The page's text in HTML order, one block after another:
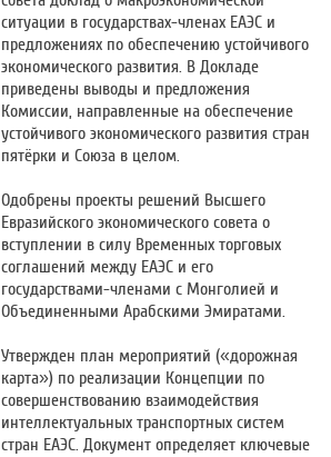
ситуации в государствах-членах ЕАЭС и
предложениях по обеспечению устойчивого
экономического развития. В Докладе
приведены выводы и предложения
Комиссии, направленные на обеспечение
устойчивого экономического развития стран
пятёрки и Союза в целом.
Одобрены проекты решений Высшего
Евразийского экономического совета о
вступлении в силу Временных торговых
соглашений между ЕАЭС и его
государствами-членами с Монголией и
Объединенными Арабскими Эмиратами.
Утвержден план мероприятий («дорожная
карта») по реализации Концепции по
совершенствованию взаимодействия
интеллектуальных транспортных систем
стран ЕАЭС. Документ определяет ключевые